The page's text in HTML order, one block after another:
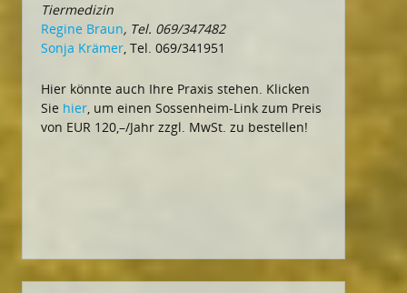
Tiermedizin
Regine Braun, Tel. 069/347482
Sonja Krämer, Tel. 069/341951
Hier könnte auch Ihre Praxis stehen. Klicken
Sie hier, um einen Sossenheim-Link zum Preis
von EUR 120,–/Jahr zzgl. MwSt. zu bestellen!